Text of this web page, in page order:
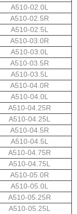
A510-02.0L
A510-02.5R
A510-02.5L
A510-03.0R
A510-03.0L
A510-03.5R
A510-03.5L
A510-04.0R
A510-04.0L
A510-04.25R
A510-04.25L
A510-04.5R
A510-04.5L
A510-04.75R
A510-04.75L
A510-05.0R
A510-05.0L
A510-05.25R
A510-05.25L